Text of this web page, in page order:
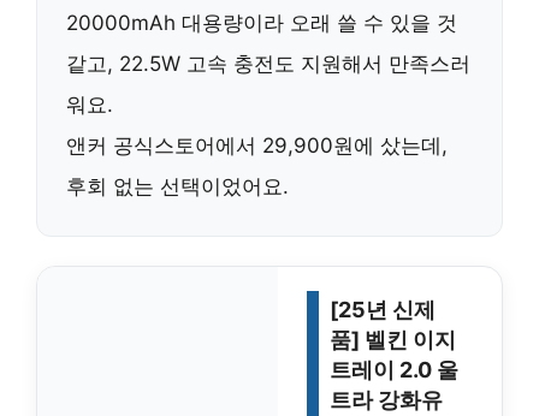
20000mAh 대용량이라 오래 쓸 수 있을 것
같고, 22.5W 고속 충전도 지원해서 만족스러
워요.
앤커 공식스토어에서 29,900원에 샀는데,
후회 없는 선택이었어요.
[25년 신제
품] 벨킨 이지
트레이 2.0 울
트라 강화유